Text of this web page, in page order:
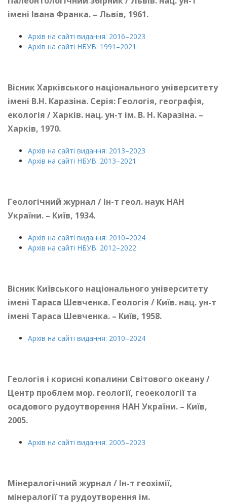
імені Івана Франка. – Львів, 1961.
Архів на сайті видання: 2016–2023
Архів на сайті НБУВ: 1991–2021
Вісник Харківського національного університету
імені В.Н. Каразіна. Серія: Геологія, географія,
екологія / Харків. нац. ун-т ім. В. Н. Каразіна. –
Харків, 1970.
Архів на сайті видання: 2013–2023
Архів на сайті НБУВ: 2013–2021
Геологічний журнал / Ін-т геол. наук НАН
України. – Київ, 1934.
Архів на сайті видання: 2010–2024
Архів на сайті НБУВ: 2012–2022
Вісник Київського національного університету
імені Тараса Шевченка. Геологія / Київ. нац. ун-т
імені Тараса Шевченка. – Київ, 1958.
Архів на сайті видання: 2010–2024
Геологія і корисні копалини Світового океану /
Центр проблем мор. геології, геоекології та
осадового рудоутворення НАН України. – Київ,
2005.
Архів на сайті видання: 2005–2023
Мінералогічний журнал / Ін-т геохімії,
мінералогії та рудоутворення ім.